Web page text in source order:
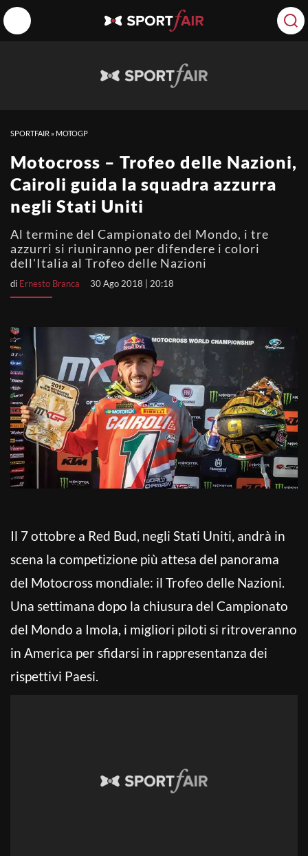
SPORTFAIR » MOTOGP
Motocross – Trofeo delle Nazioni,
Cairoli guida la squadra azzurra
negli Stati Uniti
Al termine del Campionato del Mondo, i tre
azzurri si riuniranno per difendere i colori
dell'Italia al Trofeo delle Nazioni
di Ernesto Branca 30 Ago 2018 | 20:18
Il 7 ottobre a Red Bud, negli Stati Uniti, andrà in
scena la competizione più attesa del panorama
del Motocross mondiale: il Trofeo delle Nazioni.
Una settimana dopo la chiusura del Campionato
del Mondo a Imola, i migliori piloti si ritroveranno
in America per sfidarsi in rappresentanza dei
rispettivi Paesi.